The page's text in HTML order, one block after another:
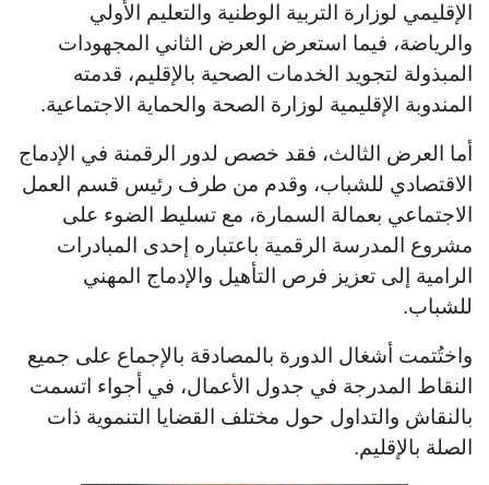
الإقليمي لوزارة التربية الوطنية والتعليم الأولي
والرياضة، فيما استعرض العرض الثاني المجهودات
المبذولة لتجويد الخدمات الصحية بالإقليم، قدمته
المندوبة الإقليمية لوزارة الصحة والحماية الاجتماعية.
أما العرض الثالث، فقد خصص لدور الرقمنة في الإدماج
الاقتصادي للشباب، وقدم من طرف رئيس قسم العمل
الاجتماعي بعمالة السمارة، مع تسليط الضوء على
مشروع المدرسة الرقمية باعتباره إحدى المبادرات
الرامية إلى تعزيز فرص التأهيل والإدماج المهني
للشباب.
واختُتمت أشغال الدورة بالمصادقة بالإجماع على جميع
النقاط المدرجة في جدول الأعمال، في أجواء اتسمت
بالنقاش والتداول حول مختلف القضايا التنموية ذات
الصلة بالإقليم.